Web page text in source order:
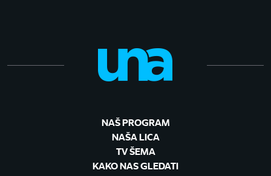
NAŠ PROGRAM
NAŠA LICA
TV ŠEMA
KAKO NAS GLEDATI